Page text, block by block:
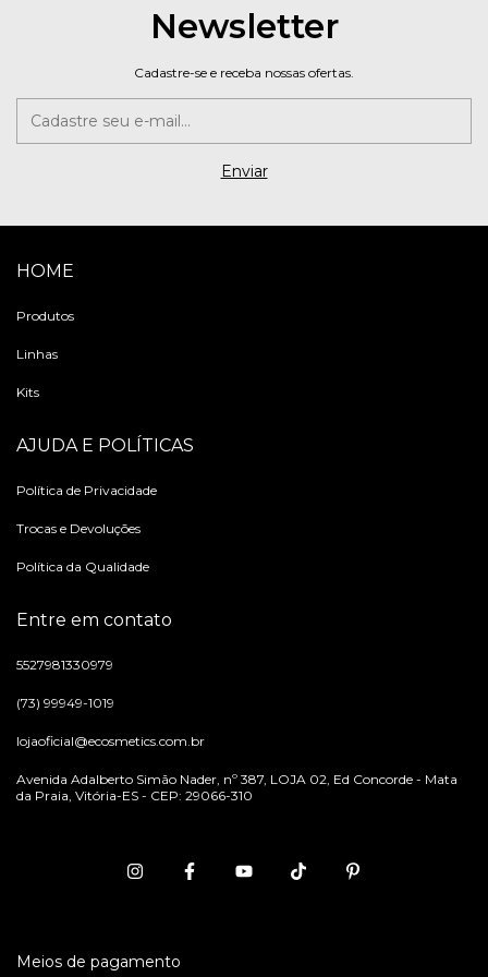
Newsletter
Cadastre-se e receba nossas ofertas.
HOME
Produtos
Linhas
Kits
AJUDA E POLÍTICAS
Política de Privacidade
Trocas e Devoluções
Política da Qualidade
Entre em contato
5527981330979
(73) 99949-1019
lojaoficial@ecosmetics.com.br
Avenida Adalberto Simão Nader, nº 387, LOJA 02, Ed Concorde - Mata
da Praia, Vitória-ES - CEP: 29066-310
Meios de pagamento